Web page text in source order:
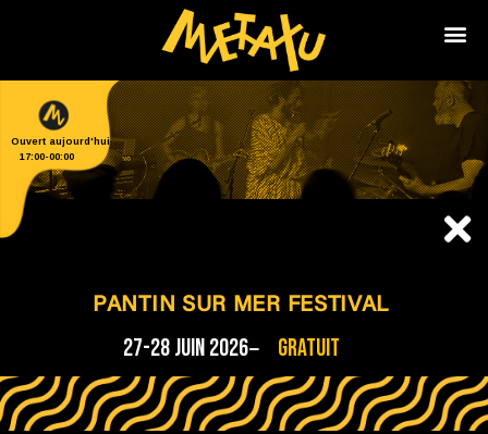
Ouvert aujourd'hui
17:00-00:00
PANTIN SUR MER FESTIVAL
27-28 JUIN 2026 Gratuit